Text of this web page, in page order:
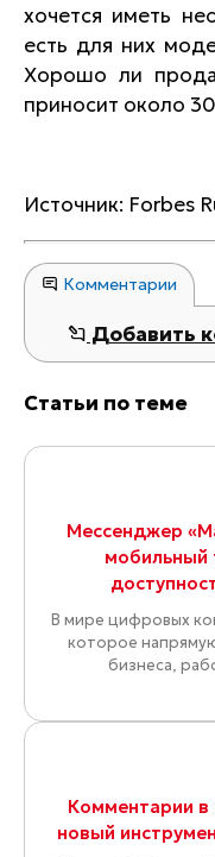
хочется иметь
есть для них
Хорошо ли
приносит около
Источник: Forbes
Комментарии
Добавить
Статьи по теме
Мессенджер
мобильный
В мире цифровых
которое
бизнеса,
Комментарии в
новый